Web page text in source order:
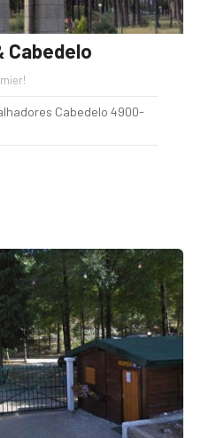
Cabedelo
Cabedelo 4900-